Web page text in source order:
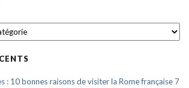
: 10 bonnes raisons de visiter la Rome française 7